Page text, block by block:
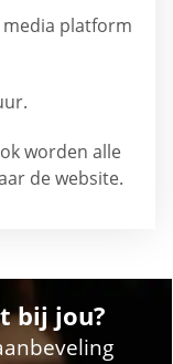
media platform
worden alle
de website.
bij jou?